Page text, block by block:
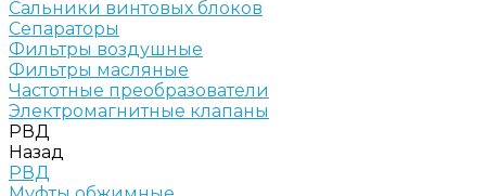
Сальники винтовых блоков
Сепараторы
Фильтры воздушные
Фильтры масляные
Частотные преобразователи
Электромагнитные клапаны
РВД
Назад
РВД